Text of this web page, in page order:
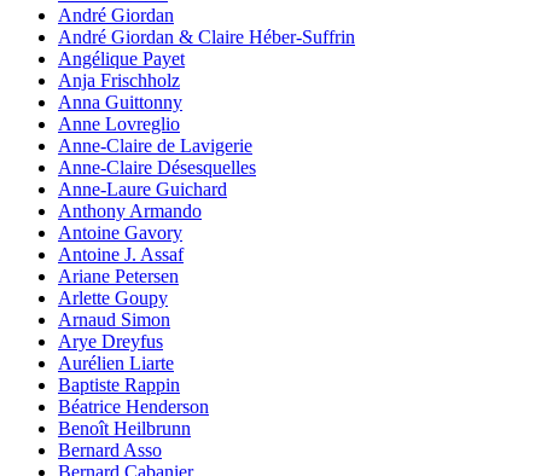
André Giordan
André Giordan & Claire Héber-Suffrin
Angélique Payet
Anja Frischholz
Anna Guittonny
Anne Lovreglio
Anne-Claire de Lavigerie
Anne-Claire Désesquelles
Anne-Laure Guichard
Anthony Armando
Antoine Gavory
Antoine J. Assaf
Ariane Petersen
Arlette Goupy
Arnaud Simon
Arye Dreyfus
Aurélien Liarte
Baptiste Rappin
Béatrice Henderson
Benoît Heilbrunn
Bernard Asso